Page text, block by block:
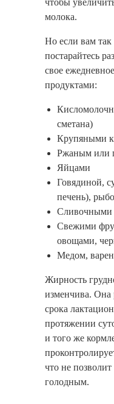
молока.
Но если вам так
постарайтесь
свое
продуктами:
сметана)
Крупяными
Ржаным или
Яйцами
Говядиной,
печень),
Сливочными
Свежими
овощами,
Медом,
Жирность
изменчива. Она
срока
протяжении
и того же
что не
голодным.